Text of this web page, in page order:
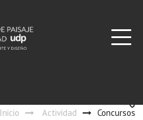
Inicio Actividad Concursos